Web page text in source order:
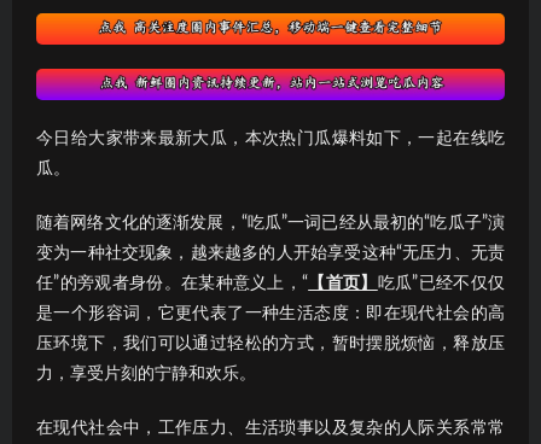
今日给大家带来最新大瓜，本次热门瓜爆料如下，一起在线吃
瓜。
随着网络文化的逐渐发展，“吃瓜”一词已经从最初的“吃瓜子”演
变为一种社交现象，越来越多的人开始享受这种“无压力、无责
任”的旁观者身份。在某种意义上，“ 【首页】 吃瓜”已经不仅仅
是一个形容词，它更代表了一种生活态度：即在现代社会的高
压环境下，我们可以通过轻松的方式，暂时摆脱烦恼，释放压
力，享受片刻的宁静和欢乐。
在现代社会中，工作压力、生活琐事以及复杂的人际关系常常